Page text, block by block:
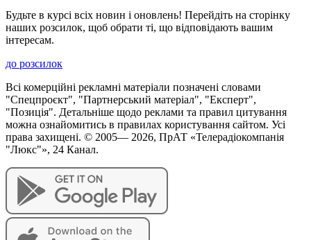
Будьте в курсі всіх новин і оновлень! Перейдіть на сторінку
наших розсилок, щоб обрати ті, що відповідають вашим
інтересам.
до розсилок
Всі комерційні рекламні матеріали позначені словами
"Спецпроєкт", "Партнерський матеріал", "Експерт",
"Позиція". Детальніше щодо реклами та правил цитування
можна ознайомитись в правилах користування сайтом. Усі
права захищені. © 2005— 2026, ПрАТ «Телерадіокомпанія
"Люкс"», 24 Канал.